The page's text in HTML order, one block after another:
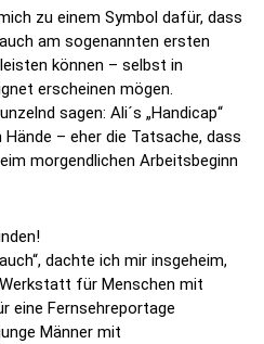
zu einem Symbol dafür, dass
am sogenannten ersten
können – selbst in
erscheinen mögen.
sagen: Ali´s „Handicap“
– eher die Tatsache, dass
morgendlichen Arbeitsbeginn
dachte ich mir insgeheim,
für Menschen mit
eine Fernsehreportage
Männer mit